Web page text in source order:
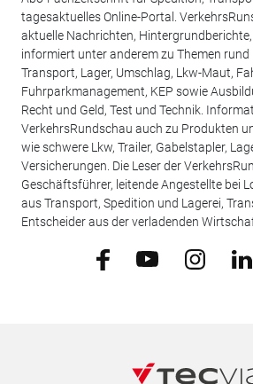
tagesaktuelles Online-Portal.
aktuelle Nachrichten,
informiert unter anderem zu Themen
Transport, Lager, Umschlag, Lkw-Maut,
Fuhrparkmanagement, KEP sowie
Recht und Geld, Test und Technik.
VerkehrsRundschau auch zu Produkten
wie schwere Lkw, Trailer, Gabelstapler,
Versicherungen. Die Leser der
Geschäftsführer, leitende Angestellte bei
aus Transport, Spedition und Lagerei,
Entscheider aus der verladenden